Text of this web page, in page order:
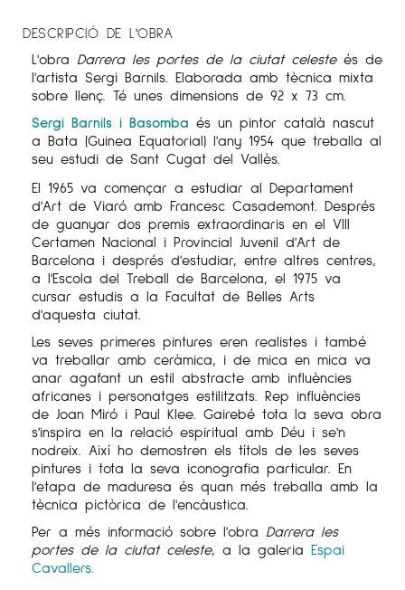
DESCRIPCIÓ DE L'OBRA
L'obra Darrera les portes de la ciutat celesteés de
l'artista Sergi Barnils. Elaborada amb tècnica mixta
sobre llenç. Té unes dimensions de 92 x 73 cm.
Sergi Barnils i Basomba és un pintor català nascut
a Bata (Guinea Equatorial) l'any 1954 que treballa al
seu estudi de Sant Cugat del Vallès.
El 1965 va començar a estudiar al Departament
d'Art de Viaró amb Francesc Casademont. Després
de guanyar dos premis extraordinaris en el VIII
Certamen Nacional i Provincial Juvenil d'Art de
Barcelona i després d'estudiar, entre altres centres,
a l'Escola del Treball de Barcelona, el 1975 va
cursar estudis a la Facultat de Belles Arts
d'aquesta ciutat.
Les seves primeres pintures eren realistes i també
va treballar amb ceràmica, i de mica en mica va
anar agafant un estil abstracte amb influències
africanes i personatges estilitzats. Rep influències
de Joan Miró i Paul Klee. Gairebé tota la seva obra
s'inspira en la relació espiritual amb Déu i se'n
nodreix. Així ho demostren els títols de les seves
pintures i tota la seva iconografia particular. En
l'etapa de maduresa és quan més treballa amb la
tècnica pictòrica de l'encàustica.
Per a més informació sobre l'obra Darrera les
portes de la ciutat celeste, a la galeria Espai
Cavallers.